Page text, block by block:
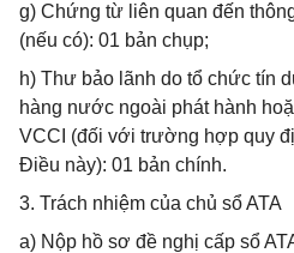
g) Chứng từ liên quan đến
(nếu có): 01 bản chụp;
h) Thư bảo lãnh do tổ chức tín
hàng nước ngoài phát hành
VCCI (đối với trường hợp quy
Điều này): 01 bản chính.
3. Trách nhiệm của chủ sổ ATA
a) Nộp hồ sơ đề nghị cấp sổ